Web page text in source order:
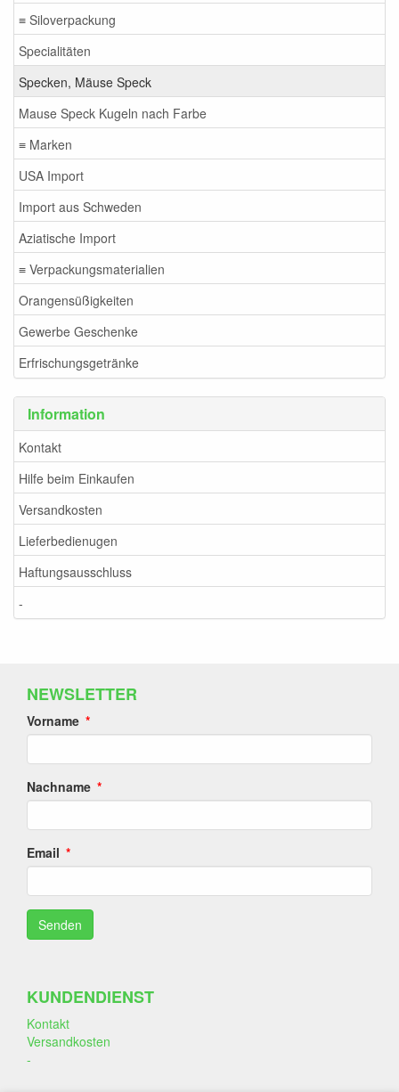
≡ Siloverpackung
Specialitäten
Specken, Mäuse Speck
Mause Speck Kugeln nach Farbe
≡ Marken
USA Import
Import aus Schweden
Aziatische Import
≡ Verpackungsmaterialien
Orangensüßigkeiten
Gewerbe Geschenke
Erfrischungsgetränke
Information
Kontakt
Hilfe beim Einkaufen
Versandkosten
Lieferbedienugen
Haftungsausschluss
-
NEWSLETTER
Vorname
Nachname
Email
KUNDENDIENST
Kontakt
Versandkosten
-